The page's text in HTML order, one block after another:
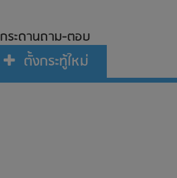
กระดานถาม-ตอบ
ตั้งกระทู้ใหม่